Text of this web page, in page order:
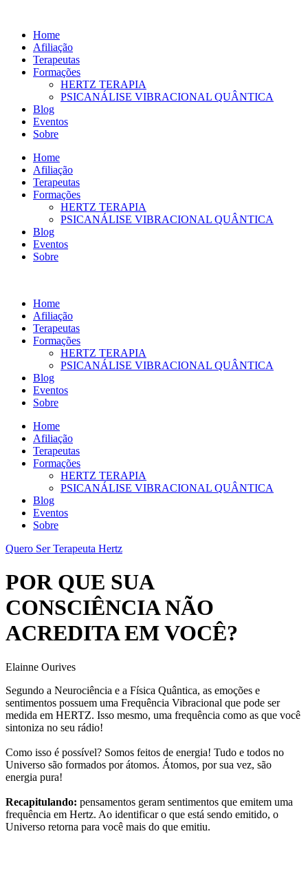
conteúdo
Home
Afiliação
Terapeutas
Formações
HERTZ TERAPIA
PSICANÁLISE VIBRACIONAL QUÂNTICA
Blog
Eventos
Sobre
Home
Afiliação
Terapeutas
Formações
HERTZ TERAPIA
PSICANÁLISE VIBRACIONAL QUÂNTICA
Blog
Eventos
Sobre
Home
Afiliação
Terapeutas
Formações
HERTZ TERAPIA
PSICANÁLISE VIBRACIONAL QUÂNTICA
Blog
Eventos
Sobre
Home
Afiliação
Terapeutas
Formações
HERTZ TERAPIA
PSICANÁLISE VIBRACIONAL QUÂNTICA
Blog
Eventos
Sobre
Quero Ser Terapeuta Hertz
POR QUE SUA
CONSCIÊNCIA NÃO
ACREDITA EM VOCÊ?
Elainne Ourives
Segundo a Neurociência e a Física Quântica, as emoções e
sentimentos possuem uma Frequência Vibracional que pode ser
medida em HERTZ. Isso mesmo, uma frequência como as que você
sintoniza no seu rádio!
Como isso é possível? Somos feitos de energia! Tudo e todos no
Universo são formados por átomos. Átomos, por sua vez, são
energia pura!
Recapitulando: pensamentos geram sentimentos que emitem uma
frequência em Hertz. Ao identificar o que está sendo emitido, o
Universo retorna para você mais do que emitiu.